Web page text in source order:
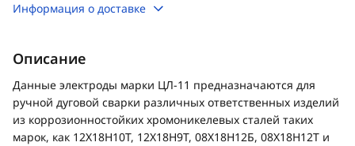
Информация о доставке
Описание
Данные электроды марки ЦЛ-11 предназначаются для
ручной дуговой сварки различных ответственных изделий
из коррозионностойких хромоникелевых сталей таких
марок, как 12Х18Н10Т, 12Х18Н9Т, 08Х18Н12Б, 08Х18Н12Т и